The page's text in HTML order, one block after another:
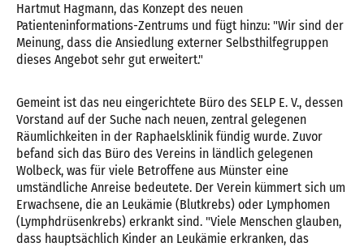
Hartmut Hagmann, das Konzept des neuen
Patienteninformations-Zentrums und fügt hinzu: "Wir sind der
Meinung, dass die Ansiedlung externer Selbsthilfegruppen
dieses Angebot sehr gut erweitert."
Gemeint ist das neu eingerichtete Büro des SELP E. V., dessen
Vorstand auf der Suche nach neuen, zentral gelegenen
Räumlichkeiten in der Raphaelsklinik fündig wurde. Zuvor
befand sich das Büro des Vereins in ländlich gelegenen
Wolbeck, was für viele Betroffene aus Münster eine
umständliche Anreise bedeutete. Der Verein kümmert sich um
Erwachsene, die an Leukämie (Blutkrebs) oder Lymphomen
(Lymphdrüsenkrebs) erkrankt sind. "Viele Menschen glauben,
dass hauptsächlich Kinder an Leukämie erkranken, das